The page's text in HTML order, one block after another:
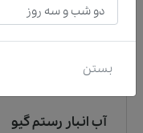
آب انبار رستم گیو
فاصله 1601 متر ، 20 دقیقه پیاده و 5 دقیقه با خودرو
آب انبار رستم گیو
آب انبار رستم گیو
بستن